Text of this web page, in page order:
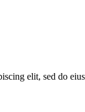
elit, sed do